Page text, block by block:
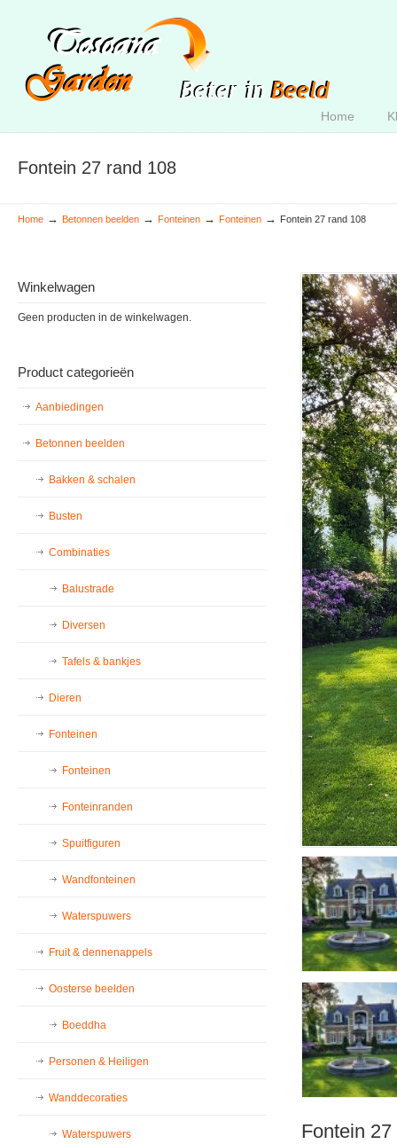
Home
Fontein 27 rand 108
Home → Betonnen beelden → Fonteinen → Fonteinen → Fontein 27 rand 108
Fontein
Winkelwagen
Geen producten in de winkelwagen.
Product categorieën
Aanbiedingen
Betonnen beelden
Bakken & schalen
Busten
Combinaties
Balustrade
Diversen
Tafels & bankjes
Dieren
Fonteinen
Fonteinen
Fonteinranden
Spuitfiguren
Wandfonteinen
Waterspuwers
Fruit & dennenappels
Oosterse beelden
Boeddha
Personen & Heiligen
Wanddecoraties
Waterspuwers